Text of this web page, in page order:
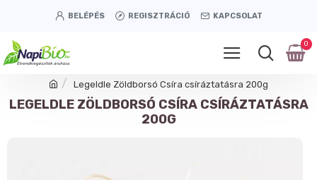
BELÉPÉS REGISZTRÁCIÓ KAPCSOLAT
0
Legeldle Zöldborsó Csíra csíráztatásra 200g
LEGELDLE ZÖLDBORSÓ CSÍRA CSÍRÁZTATÁSRA
200G